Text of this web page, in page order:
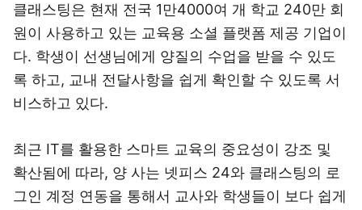
클래스팅은 현재 전국 1만4000여 개 학교 240만 회
원이 사용하고 있는 교육용 소셜 플랫폼 제공 기업이
다. 학생이 선생님에게 양질의 수업을 받을 수 있도
록 하고, 교내 전달사항을 쉽게 확인할 수 있도록 서
비스하고 있다.
최근 IT를 활용한 스마트 교육의 중요성이 강조 및
확산됨에 따라, 양 사는 넷피스 24와 클래스팅의 로
그인 계정 연동을 통해서 교사와 학생들이 보다 쉽게